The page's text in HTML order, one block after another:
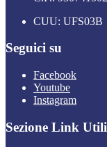
CUU: UFS03B
Seguici su
Facebook
Youtube
Instagram
Sezione Link Utili